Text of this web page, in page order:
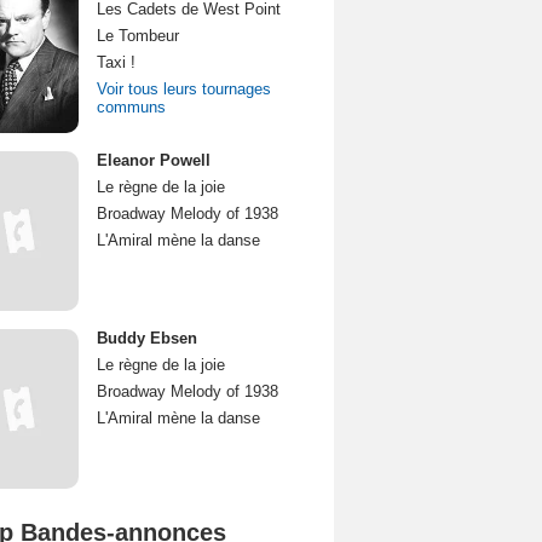
Les Cadets de West Point
Le Tombeur
Taxi !
Voir tous leurs tournages
communs
Eleanor Powell
Le règne de la joie
Broadway Melody of 1938
L'Amiral mène la danse
Buddy Ebsen
Le règne de la joie
Broadway Melody of 1938
L'Amiral mène la danse
Bandes-annonces